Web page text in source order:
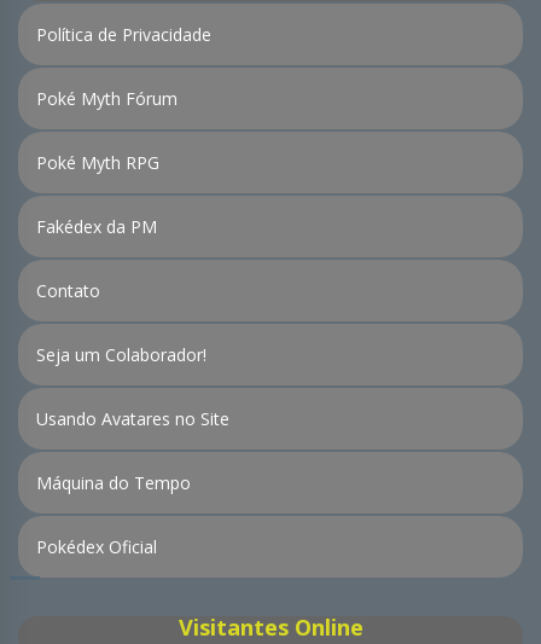
Política de Privacidade
Poké Myth Fórum
Poké Myth RPG
Fakédex da PM
Contato
Seja um Colaborador!
Usando Avatares no Site
Máquina do Tempo
Pokédex Oficial
Visitantes Online